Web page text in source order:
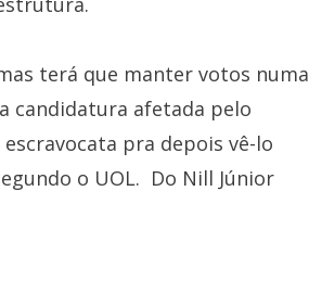
terá que manter votos numa
candidatura afetada pelo
pra depois vê-lo
o UOL. Do Nill Júnior